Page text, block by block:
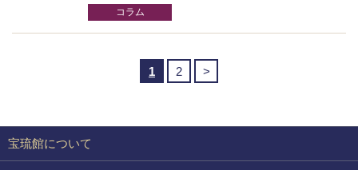
コラム
1 2 >
宝琉館について